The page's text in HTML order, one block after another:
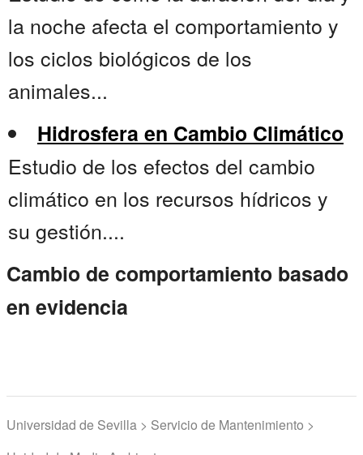
la noche afecta el comportamiento y
los ciclos biológicos de los
animales...
Hidrosfera en Cambio Climático
Estudio de los efectos del cambio
climático en los recursos hídricos y
su gestión....
Cambio de comportamiento basado
en evidencia
Universidad de Sevilla > Servicio de Mantenimiento >